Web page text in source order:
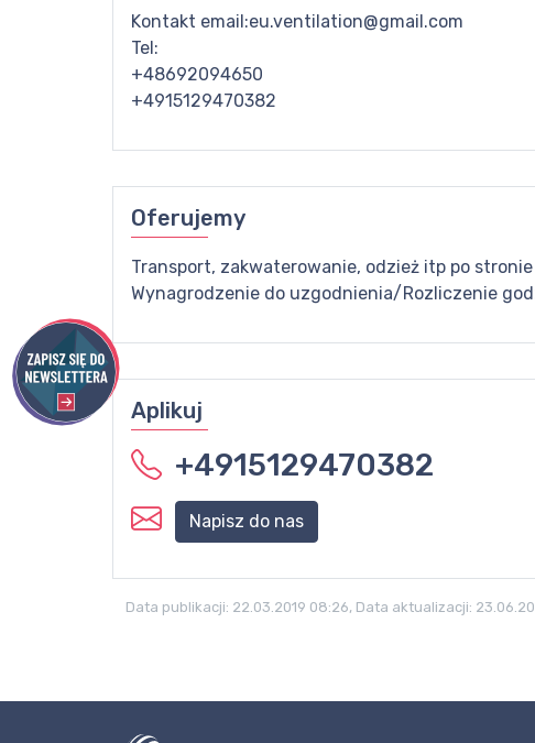
Kontakt email:eu.ventilation@gmail.com
Tel:
+48692094650
+4915129470382
Oferujemy
Transport, zakwaterowanie, odzież itp po
Wynagrodzenie do uzgodnienia/Rozliczenie
Aplikuj
+4915129470382
Napisz do nas
Data publikacji: 22.03.2019 08:26, Data aktualizacji: